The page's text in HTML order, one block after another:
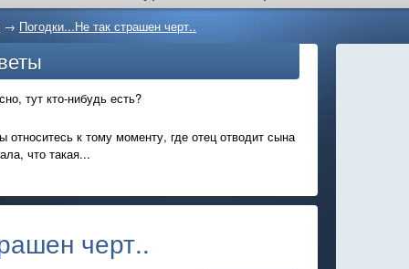
→ Погодки...Не так страшен черт..
тут кто-нибудь есть?
к тому моменту, где отец отводит сына
что такая...
черт..